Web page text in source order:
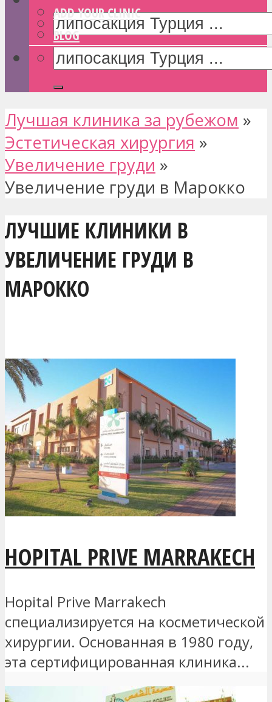
ADD YOUR CLINIC
BLOG
Лучшая клиника за рубежом »
Эстетическая хирургия »
Увеличение груди »
Увеличение груди в Марокко
ЛУЧШИЕ КЛИНИКИ В
УВЕЛИЧЕНИЕ ГРУДИ В
МАРОККО
HOPITAL PRIVE MARRAKECH
Hopital Prive Marrakech
специализируется на косметической
хирургии. Основанная в 1980 году,
эта сертифицированная клиника...